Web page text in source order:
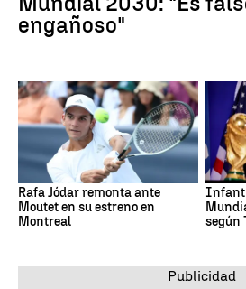
engañoso"
Rafa Jódar remonta ante
Moutet en su estreno en
Montreal
según